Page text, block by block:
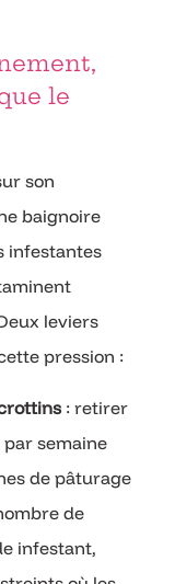
le
son
baignoire
infestantes
leviers
pression :
: retirer
semaine
de pâturage
de
infestant,